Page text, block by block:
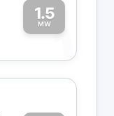
1.5
MW1